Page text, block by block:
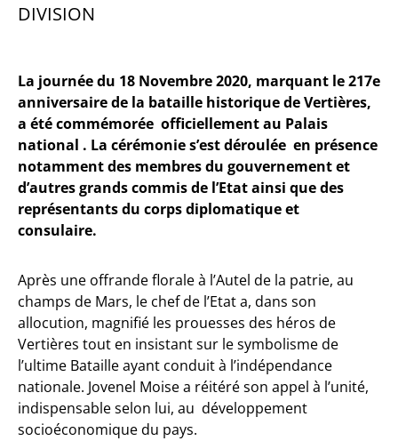
DIVISION
La journée du 18 Novembre 2020, marquant le 217e
anniversaire de la bataille historique de Vertières,
a été commémorée officiellement au Palais
national . La cérémonie s’est déroulée en présence
notamment des membres du gouvernement et
d’autres grands commis de l’Etat ainsi que des
représentants du corps diplomatique et
consulaire.
Après une offrande florale à l’Autel de la patrie, au
champs de Mars, le chef de l’Etat a, dans son
allocution, magnifié les prouesses des héros de
Vertières tout en insistant sur le symbolisme de
l’ultime Bataille ayant conduit à l’indépendance
nationale. Jovenel Moise a réitéré son appel à l’unité,
indispensable selon lui, au développement
socioéconomique du pays.